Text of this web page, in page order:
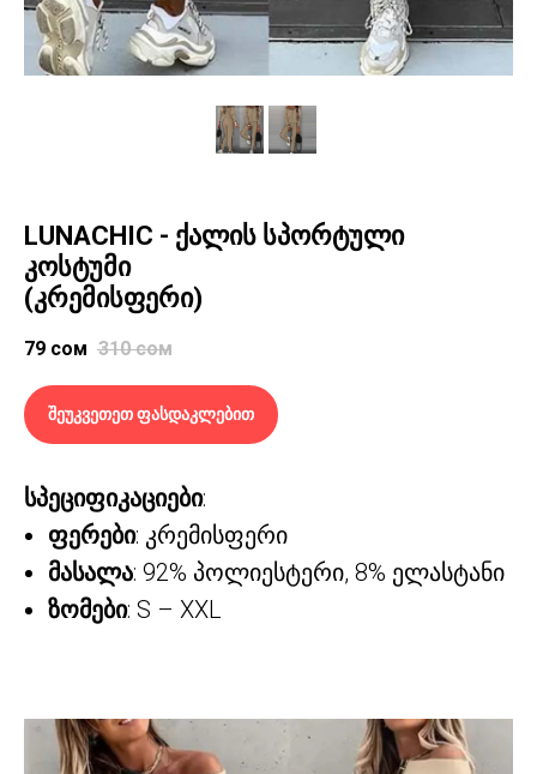
LUNACHIC - ქალის სპორტული
კოსტუმი
(კრემისფერი)
79 сом 310 сом
შეუკვეთეთ ფასდაკლებით
სპეციფიკაციები:
ფერები: კრემისფერი
მასალა: 92% პოლიესტერი, 8% ელასტანი
ზომები: S – XXL